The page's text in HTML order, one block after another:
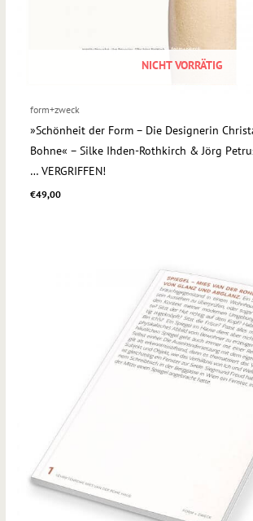
NICHT VORRÄTIG
form+zweck
»Schönheit der Form – Die Designerin
Bohne« – Silke Ihden-Rothkirch & Jörg
… VERGRIFFEN!
€49,00